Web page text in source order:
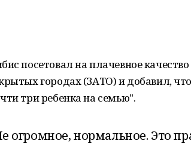
посетовал на плачевное
городах (ЗАТО) и добавил,
три ребенка на семью".
огромное, нормальное. Это